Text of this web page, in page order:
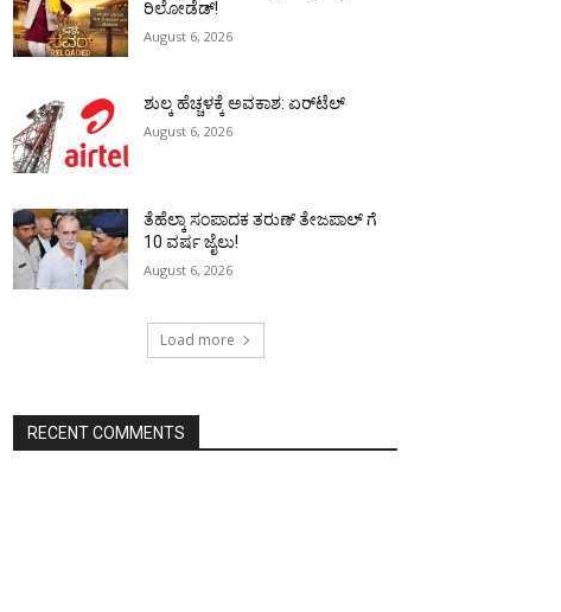
ರಿಲೋಡೆಡ್!
August 6, 2026
ಶುಲ್ಕ ಹೆಚ್ಚಳಕ್ಕೆ ಅವಕಾಶ: ಏರ್‌ಟೆಲ್
August 6, 2026
ತೆಹೆಲ್ಕಾ ಸಂಪಾದಕ ತರುಣ್ ತೇಜಪಾಲ್ ಗೆ
10 ವರ್ಷ ಜೈಲು!
August 6, 2026
Load more
RECENT COMMENTS